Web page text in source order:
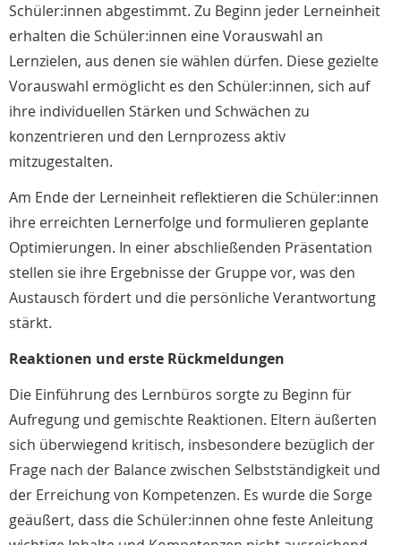
Schüler:innen abgestimmt. Zu Beginn jeder Lerneinheit
erhalten die Schüler:innen eine Vorauswahl an
Lernzielen, aus denen sie wählen dürfen. Diese gezielte
Vorauswahl ermöglicht es den Schüler:innen, sich auf
ihre individuellen Stärken und Schwächen zu
konzentrieren und den Lernprozess aktiv
mitzugestalten.
Am Ende der Lerneinheit reflektieren die Schüler:innen
ihre erreichten Lernerfolge und formulieren geplante
Optimierungen. In einer abschließenden Präsentation
stellen sie ihre Ergebnisse der Gruppe vor, was den
Austausch fördert und die persönliche Verantwortung
stärkt.
Reaktionen und erste Rückmeldungen
Die Einführung des Lernbüros sorgte zu Beginn für
Aufregung und gemischte Reaktionen. Eltern äußerten
sich überwiegend kritisch, insbesondere bezüglich der
Frage nach der Balance zwischen Selbstständigkeit und
der Erreichung von Kompetenzen. Es wurde die Sorge
geäußert, dass die Schüler:innen ohne feste Anleitung